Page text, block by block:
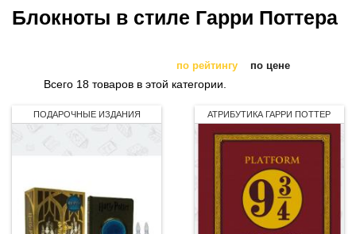
Блокноты в стиле Гарри Поттера
по цене
по рейтингу
Всего 18 товаров в этой категории.
ПОДАРОЧНЫЕ ИЗДАНИЯ АТРИБУТИКА ГАРРИ ПОТТЕР